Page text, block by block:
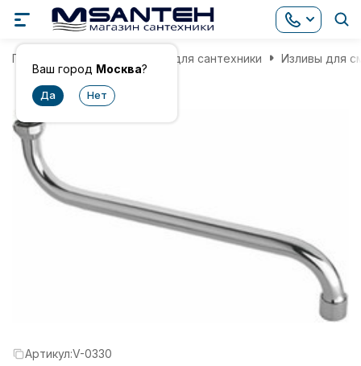
Ваш город Москва?
Главная Комплектующие для сантехники Изливы для
Артикул:V-0330